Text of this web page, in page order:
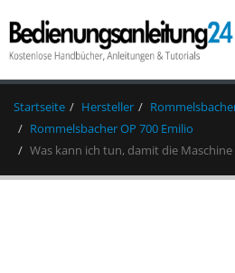
Startseite Hersteller
Rommelsbacher OP 700 Emilio
Was kann ich tun, damit die